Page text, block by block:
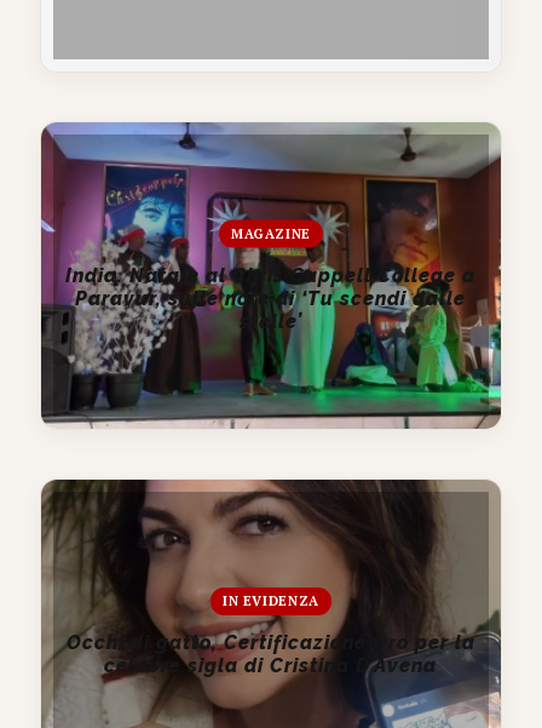
MAGAZINE
India. Natale al Chris Cappell College a
Paravur, sulle note di ‘Tu scendi dalle
stelle’
IN EVIDENZA
Occhi di gatto, Certificazione Oro per la
celebre sigla di Cristina D’Avena